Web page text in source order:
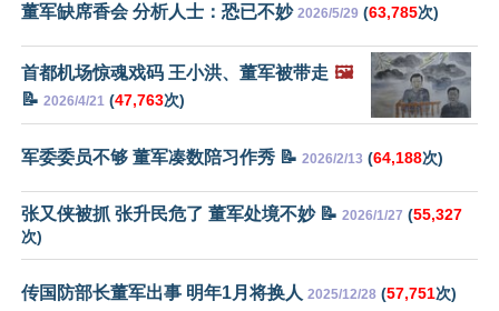
董军缺席香会 分析人士：恐已不妙 2026/5/29 (63,785次)
首都机场惊魂戏码 王小洪、董军被带走 🖼️
📝 2026/4/21 (47,763次)
军委委员不够 董军凑数陪习作秀 📝 2026/2/13 (64,188次)
张又侠被抓 张升民危了 董军处境不妙 📝 2026/1/27 (55,327
次)
传国防部长董军出事 明年1月将换人 2025/12/28 (57,751次)